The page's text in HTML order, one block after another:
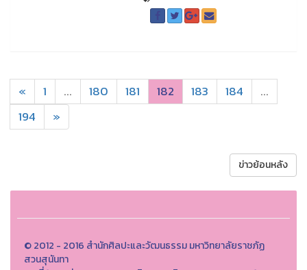
« 1 ... 180 181 182 183 184
...
194
»
ข่าวย้อนหลัง
© 2012 - 2016 สำนักศิลปะและวัฒนธรรม มหาวิทยาลัยราชภัฏ
สวนสุนันทา